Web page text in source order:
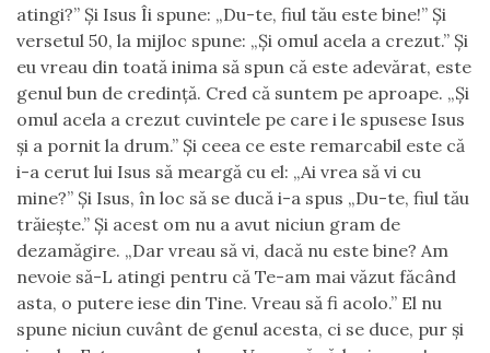
atingi?” Şi Isus Îi spune: „Du-te, fiul tău este bine!” Şi
versetul 50, la mijloc spune: „Şi omul acela a crezut.” Şi
eu vreau din toată inima să spun că este adevărat, este
genul bun de credinţă. Cred că suntem pe aproape. „Şi
omul acela a crezut cuvintele pe care i le spusese Isus
şi a pornit la drum.” Şi ceea ce este remarcabil este că
i-a cerut lui Isus să meargă cu el: „Ai vrea să vi cu
mine?” Şi Isus, în loc să se ducă i-a spus „Du-te, fiul tău
trăieşte.” Şi acest om nu a avut niciun gram de
dezamăgire. „Dar vreau să vi, dacă nu este bine? Am
nevoie să-L atingi pentru că Te-am mai văzut făcând
asta, o putere iese din Tine. Vreau să fi acolo.” El nu
spune niciun cuvânt de genul acesta, ci se duce, pur şi